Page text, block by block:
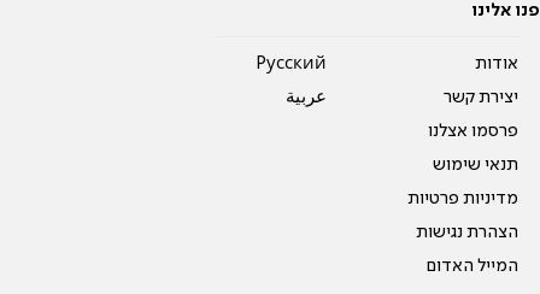
פנו אלינו
אודות
יצירת קשר
פרסמו אצלנו
תנאי שימוש
מדיניות פרטיות
הצהרת נגישות
המייל האדום
Pусский
عربية